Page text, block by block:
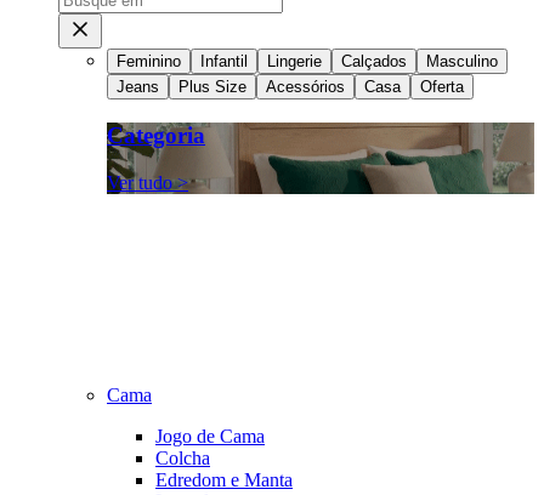
Feminino Infantil Lingerie Calçados
Masculino
Jeans
Plus Size Acessórios Casa Oferta
Categoria
Ver tudo >
Cama
Jogo de Cama
Colcha
Edredom e Manta